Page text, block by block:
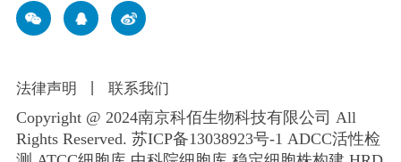
法律声明 联系我们
Copyright @ 2024南京科佰生物科技有限公司 All
Rights Reserved. 苏ICP备13038923号-1 ADCC活性检